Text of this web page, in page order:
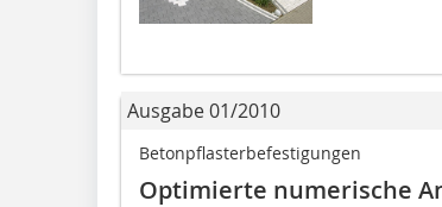
Ausgabe 01/2010
Betonpflasterbefestigungen
Optimierte numerische